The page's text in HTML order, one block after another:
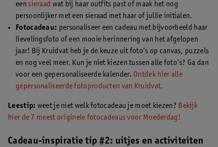
een sieraad wat bij haar outfits past of maak het nog
persoonlijker met een sieraad met haar of jullie initialen.
Fotocadeau: personaliseer een cadeau met bijvoorbeeld haar
lievelingsfoto of een mooie herinnering van het afgelopen
jaar! Bij Kruidvat heb je de keuze uit foto’s op canvas, puzzels
en nog veel meer. Kun je niet kiezen tussen alle foto’s? Ga dan
voor een gepersonaliseerde kalender. Ontdek hier alle
gepersonaliseerde fotoproducten van Kruidvat.
Leestip: weet je niet welk fotocadeau je moet kiezen? Bekijk
hier de 7 meest originele fotocadeaus voor Moederdag!
Cadeau-inspiratie tip #2: uitjes en activiteiten